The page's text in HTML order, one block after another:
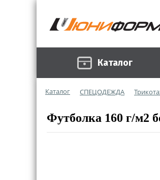
Каталог
Каталог СПЕЦОДЕЖДА
Футболка 160 г/м2